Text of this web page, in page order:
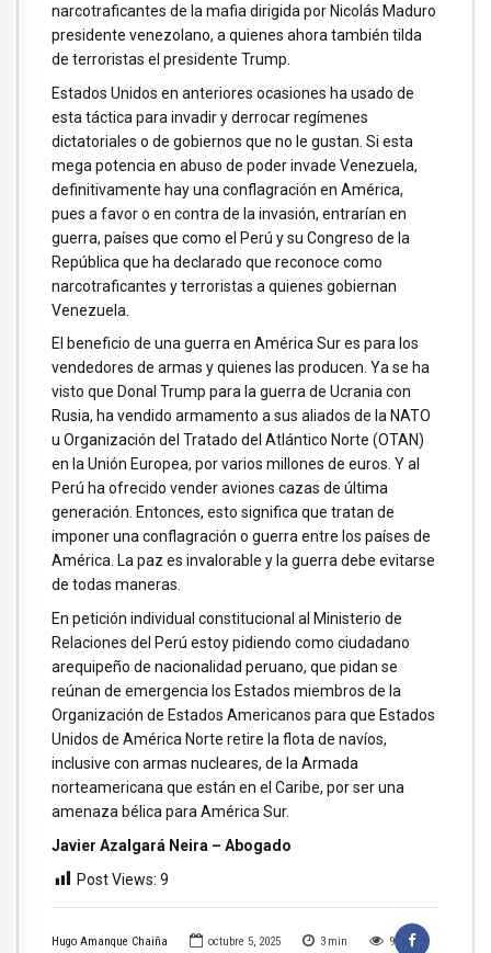
Hugo Amanque Chaiña octubre 5, 2025 3 min 9
narcotraficantes de la mafia dirigida por Nicolás Maduro
presidente venezolano, a quienes ahora también tilda
de terroristas el presidente Trump.
Estados Unidos en anteriores ocasiones ha usado de
esta táctica para invadir y derrocar regímenes
dictatoriales o de gobiernos que no le gustan. Si esta
mega potencia en abuso de poder invade Venezuela,
definitivamente hay una conflagración en América,
pues a favor o en contra de la invasión, entrarían en
guerra, países que como el Perú y su Congreso de la
República que ha declarado que reconoce como
narcotraficantes y terroristas a quienes gobiernan
Venezuela.
El beneficio de una guerra en América Sur es para los
vendedores de armas y quienes las producen. Ya se ha
visto que Donal Trump para la guerra de Ucrania con
Rusia, ha vendido armamento a sus aliados de la NATO
u Organización del Tratado del Atlántico Norte (OTAN)
en la Unión Europea, por varios millones de euros. Y al
Perú ha ofrecido vender aviones cazas de última
generación. Entonces, esto significa que tratan de
imponer una conflagración o guerra entre los países de
América. La paz es invalorable y la guerra debe evitarse
de todas maneras.
En petición individual constitucional al Ministerio de
Relaciones del Perú estoy pidiendo como ciudadano
arequipeño de nacionalidad peruano, que pidan se
reúnan de emergencia los Estados miembros de la
Organización de Estados Americanos para que Estados
Unidos de América Norte retire la flota de navíos,
inclusive con armas nucleares, de la Armada
norteamericana que están en el Caribe, por ser una
amenaza bélica para América Sur.
Javier Azalgará Neira – Abogado
Post Views: 9